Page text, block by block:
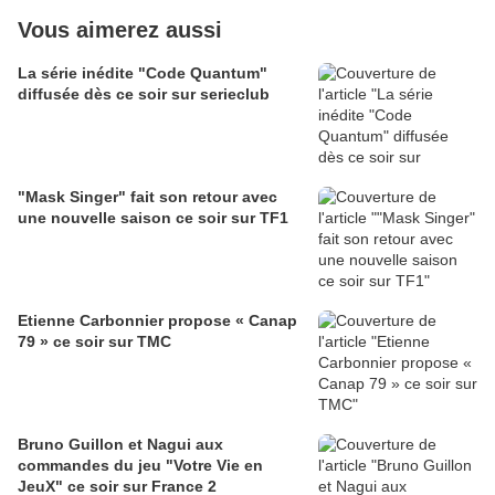
Vous aimerez aussi
La série inédite "Code Quantum"
diffusée dès ce soir sur serieclub
"Mask Singer" fait son retour avec
une nouvelle saison ce soir sur TF1
Etienne Carbonnier propose « Canap
79 » ce soir sur TMC
Bruno Guillon et Nagui aux
commandes du jeu "Votre Vie en
JeuX" ce soir sur France 2